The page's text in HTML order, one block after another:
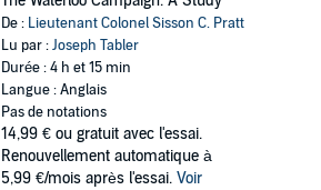
De : Lieutenant Colonel Sisson C. Pratt
Lu par :Joseph Tabler
Durée : 4 h et 15 min
Langue : Anglais
Pas de notations
14,99 € ou gratuit avec l'essai.
Renouvellement automatique à
5,99 €/mois après l'essai. Voir